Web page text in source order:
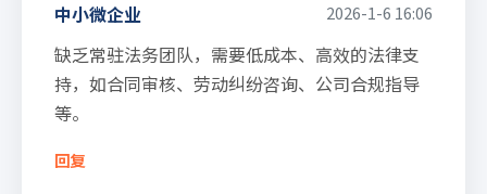
中小微企业 2026-1-6 16:06
缺乏常驻法务团队，需要低成本、高效的法律支
持，如合同审核、劳动纠纷咨询、公司合规指导
等。
回复